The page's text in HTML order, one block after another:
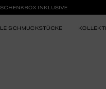
INKLUSIVE
SCHMUCKSTÜCKE